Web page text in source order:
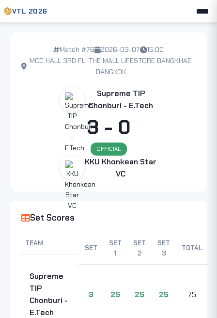
VTL 2026
Match #76 2026-03-07
15:00
MCC HALL 3RD FL, THE MALL LIFESTORE BANGKHAE,
BANGKOK
Supreme TIP
Chonburi - E.Tech
3 - 0
OFFICIAL
KKU Khonkean Star
VC
Set Scores
TEAM
SET
SET
1
SET
2
SET
3
TOTAL
Supreme
TIP
Chonburi -
E.Tech
3 25 25 25 75